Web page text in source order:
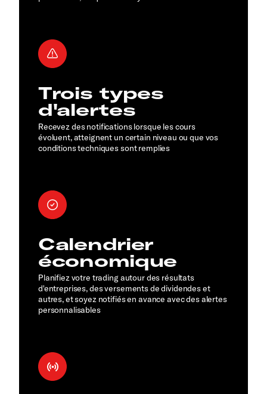
Trois types
d'alertes
Recevez des notifications lorsque les cours
évoluent, atteignent un certain niveau ou que vos
conditions techniques sont remplies
Calendrier
économique
Planifiez votre trading autour des résultats
d'entreprises, des versements de dividendes et
autres, et soyez notifiés en avance avec des alertes
personnalisables